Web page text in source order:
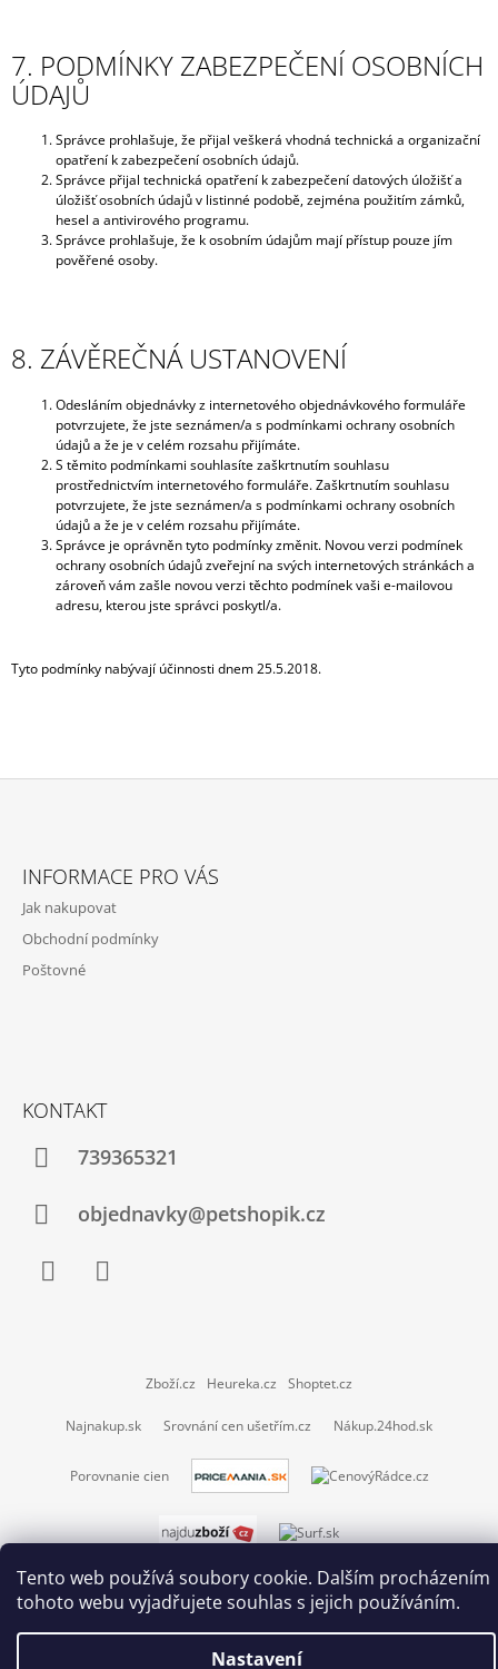
Tento web používá soubory cookie. Dalším procházením
tohoto webu vyjadřujete souhlas s jejich používáním.
Nastavení
7. PODMÍNKY ZABEZPEČENÍ OSOBNÍCH
ÚDAJŮ
Správce prohlašuje, že přijal veškerá vhodná technická a organizační
opatření k zabezpečení osobních údajů.
Správce přijal technická opatření k zabezpečení datových úložišť a
úložišť osobních údajů v listinné podobě, zejména použitím zámků,
hesel a antivirového programu.
Správce prohlašuje, že k osobním údajům mají přístup pouze jím
pověřené osoby.
8. ZÁVĚREČNÁ USTANOVENÍ
Odesláním objednávky z internetového objednávkového formuláře
potvrzujete, že jste seznámen/a s podmínkami ochrany osobních
údajů a že je v celém rozsahu přijímáte.
S těmito podmínkami souhlasíte zaškrtnutím souhlasu
prostřednictvím internetového formuláře. Zaškrtnutím souhlasu
potvrzujete, že jste seznámen/a s podmínkami ochrany osobních
údajů a že je v celém rozsahu přijímáte.
Správce je oprávněn tyto podmínky změnit. Novou verzi podmínek
ochrany osobních údajů zveřejní na svých internetových stránkách a
zároveň vám zašle novou verzi těchto podmínek vaši e-mailovou
adresu, kterou jste správci poskytl/a.
Tyto podmínky nabývají účinnosti dnem 25.5.2018.
INFORMACE PRO VÁS
Jak nakupovat
Obchodní podmínky
Poštovné
KONTAKT
739365321
objednavky@petshopik.cz
Zboží.cz Heureka.cz Shoptet.cz
Najnakup.sk Srovnání cen ušetřím.cz Nákup.24hod.sk
Porovnanie cien
Vytvořil Shoptet
© 2026 Petshopik.cz. Všechna práva vyhrazena.